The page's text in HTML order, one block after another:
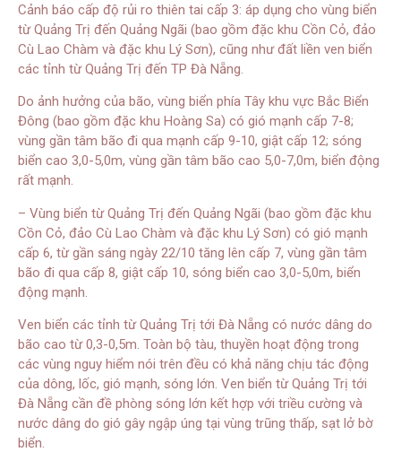
Cảnh báo cấp độ rủi ro thiên tai cấp 3: áp dụng cho vùng biển
từ Quảng Trị đến Quảng Ngãi (bao gồm đặc khu Cồn Cỏ, đảo
Cù Lao Chàm và đặc khu Lý Sơn), cũng như đất liền ven biển
các tỉnh từ Quảng Trị đến TP Đà Nẵng.
Do ảnh hưởng của bão, vùng biển phía Tây khu vực Bắc Biển
Đông (bao gồm đặc khu Hoàng Sa) có gió mạnh cấp 7-8;
vùng gần tâm bão đi qua mạnh cấp 9-10, giật cấp 12; sóng
biển cao 3,0-5,0m, vùng gần tâm bão cao 5,0-7,0m, biển động
rất mạnh.
– Vùng biển từ Quảng Trị đến Quảng Ngãi (bao gồm đặc khu
Cồn Cỏ, đảo Cù Lao Chàm và đặc khu Lý Sơn) có gió mạnh
cấp 6, từ gần sáng ngày 22/10 tăng lên cấp 7, vùng gần tâm
bão đi qua cấp 8, giật cấp 10, sóng biển cao 3,0-5,0m, biển
động mạnh.
Ven biển các tỉnh từ Quảng Trị tới Đà Nẵng có nước dâng do
bão cao từ 0,3-0,5m. Toàn bộ tàu, thuyền hoạt động trong
các vùng nguy hiểm nói trên đều có khả năng chịu tác động
của dông, lốc, gió mạnh, sóng lớn. Ven biển từ Quảng Trị tới
Đà Nẵng cần đề phòng sóng lớn kết hợp với triều cường và
nước dâng do gió gây ngập úng tại vùng trũng thấp, sạt lở bờ
biển.